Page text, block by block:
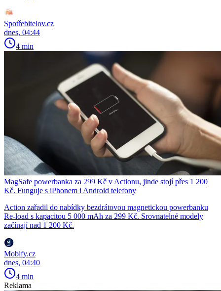
Spotřebitelov.cz
dnes, 04:44
4 min
MagSafe powerbanka za 299 Kč v Actionu, jinde stojí přes 1 200
Kč. Funguje s iPhonem i Android telefony
Action zařadil do nabídky bezdrátovou magnetickou powerbanku
Re-load s kapacitou 5 000 mAh za 299 Kč. Srovnatelné modely
začínají nad 1 200 Kč.
Mobify.cz
dnes, 04:40
4 min
Reklama